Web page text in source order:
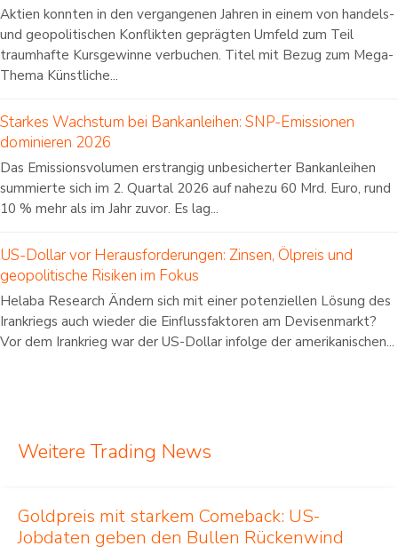
Aktien konnten in den vergangenen Jahren in einem von handels-
und geopolitischen Konflikten geprägten Umfeld zum Teil
traumhafte Kursgewinne verbuchen. Titel mit Bezug zum Mega-
Thema Künstliche...
Starkes Wachstum bei Bankanleihen: SNP-Emissionen
dominieren 2026
Das Emissionsvolumen erstrangig unbesicherter Bankanleihen
summierte sich im 2. Quartal 2026 auf nahezu 60 Mrd. Euro, rund
10 % mehr als im Jahr zuvor. Es lag...
US-Dollar vor Herausforderungen: Zinsen, Ölpreis und
geopolitische Risiken im Fokus
Helaba Research Ändern sich mit einer potenziellen Lösung des
Irankriegs auch wieder die Einflussfaktoren am Devisenmarkt?
Vor dem Irankrieg war der US-Dollar infolge der amerikanischen...
Weitere Trading News
Goldpreis mit starkem Comeback: US-
Jobdaten geben den Bullen Rückenwind